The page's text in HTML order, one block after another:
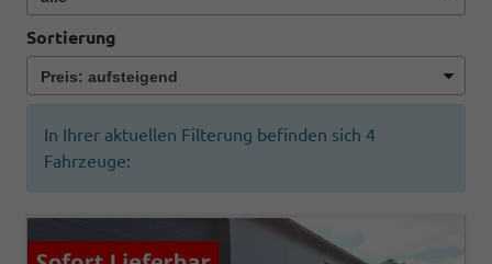
Sortierung
In Ihrer aktuellen Filterung befinden sich 4
Fahrzeuge: